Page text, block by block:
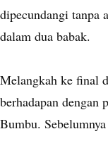
dipecundangi tanpa
dalam dua babak.
Melangkah ke final
berhadapan dengan
Bumbu.